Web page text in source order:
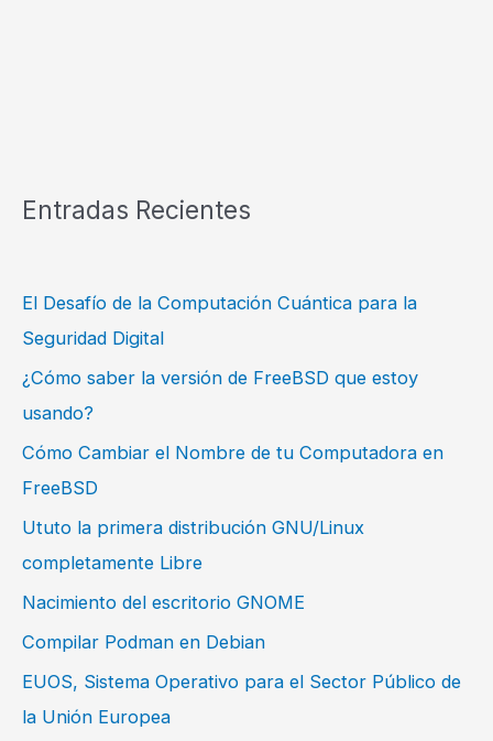
Entradas Recientes
El Desafío de la Computación Cuántica para la
Seguridad Digital
¿Cómo saber la versión de FreeBSD que estoy
usando?
Cómo Cambiar el Nombre de tu Computadora en
FreeBSD
Ututo la primera distribución GNU/Linux
completamente Libre
Nacimiento del escritorio GNOME
Compilar Podman en Debian
EUOS, Sistema Operativo para el Sector Público de
la Unión Europea